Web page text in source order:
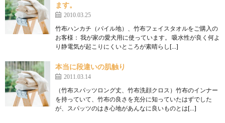
ます。
2010.03.25
竹布ハンカチ（パイル地）、竹布フェイスタオルをご購入の
お客様： 我が家の愛犬用に使っています。 吸水性が良く何よ
り静電気が起こりにくいところが素晴らし[…]
本当に段違いの肌触り
2011.03.14
（竹布スパッツロング丈、竹布洗顔クロス）竹布のインナー
を持っていて、竹布の良さを充分に知っていたはずでした
が、スパッツのはき心地があんなに良いものとは[…]